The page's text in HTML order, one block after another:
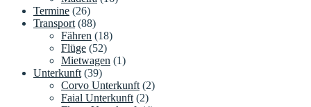
Termine (26)
Transport (88)
Fähren (18)
Flüge (52)
Mietwagen (1)
Unterkunft (39)
Corvo Unterkunft (2)
Faial Unterkunft (2)